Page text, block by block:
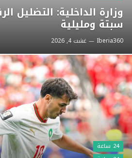
وزارة الداخلية: التضليل
سبتة ومليلية
Iberia360 غشت 4, 2026
24 ساعة